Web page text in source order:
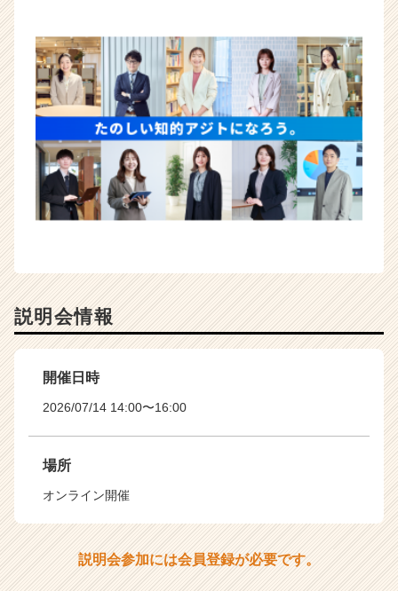
説明会情報
開催日時
2026/07/14 14:00〜16:00
場所
オンライン開催
説明会参加には会員登録が必要です。